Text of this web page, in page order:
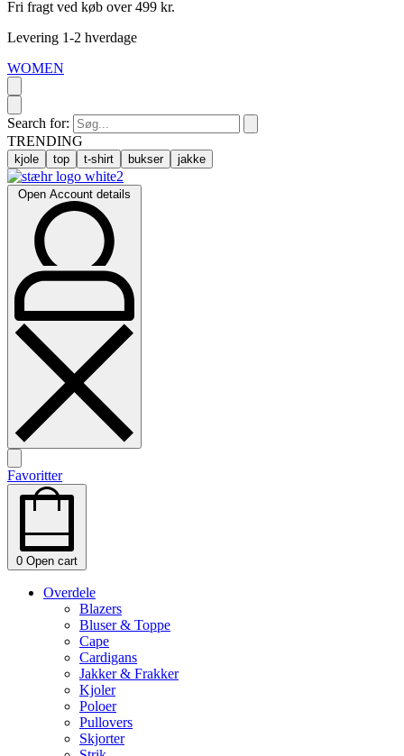
Fri fragt ved køb over 499 kr.
Levering 1-2 hverdage
WOMEN
Search for:
TRENDING
kjole top t-shirt bukser jakke
Open Account details
Favoritter
0 Open cart
Overdele
Blazers
Bluser & Toppe
Cape
Cardigans
Jakker & Frakker
Kjoler
Poloer
Pullovers
Skjorter